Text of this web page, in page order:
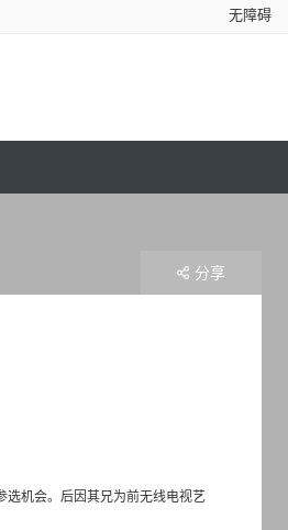
无障碍
机会。后因其兄为前无线电视艺
分享